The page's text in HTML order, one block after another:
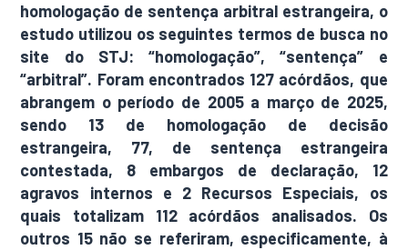
homologação de sentença arbitral estrangeira, o
estudo utilizou os seguintes termos de busca no
site do STJ: “homologação”, “sentença” e
“arbitral”. Foram encontrados 127 acórdãos, que
abrangem o período de 2005 a março de 2025,
sendo 13 de homologação de decisão
estrangeira, 77, de sentença estrangeira
contestada, 8 embargos de declaração, 12
agravos internos e 2 Recursos Especiais, os
quais totalizam 112 acórdãos analisados. Os
outros 15 não se referiram, especificamente, à